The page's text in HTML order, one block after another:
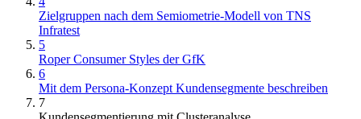
Zielgruppen nach dem Semiometrie-Modell von TNS
Infratest
5
Roper Consumer Styles der GfK
6
Mit dem Persona-Konzept Kundensegmente beschreiben
7